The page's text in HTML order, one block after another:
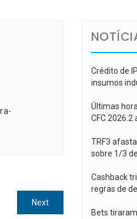
NextNext
post:
Crédito de
insumos
Últimas
CFC 2026.2
TRF3
sobre 1/3
Cashback
regras de
Bets